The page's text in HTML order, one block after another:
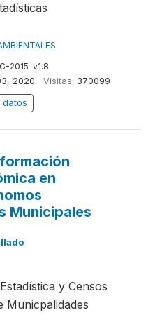
2015-v1.8
2020 Visitas: 370099
en
Municipales
y Censos
Municpalidades